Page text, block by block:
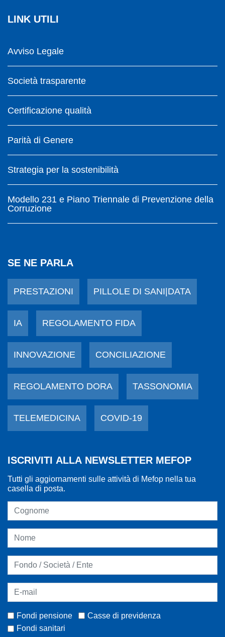
LINK UTILI
Avviso Legale
Società trasparente
Certificazione qualità
Parità di Genere
Strategia per la sostenibilità
Modello 231 e Piano Triennale di Prevenzione della
Corruzione
SE NE PARLA
PRESTAZIONI PILLOLE DI SANI|DATA
IA REGOLAMENTO FIDA
INNOVAZIONE CONCILIAZIONE
REGOLAMENTO DORA TASSONOMIA
TELEMEDICINA COVID-19
ISCRIVITI ALLA NEWSLETTER MEFOP
Tutti gli aggiornamenti sulle attività di Mefop nella tua
casella di posta.
Fondi pensione
Casse di previdenza
Fondi sanitari